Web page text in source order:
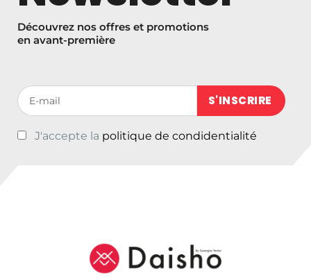
Découvrez nos offres et promotions
en avant-première
Votre adresse de messagerie (obligatoire)
J'accepte la politique de condidentialité